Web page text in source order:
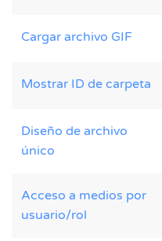
Cargar archivo GIF
Mostrar ID de carpeta
Diseño de archivo
único
Acceso a medios por
usuario/rol